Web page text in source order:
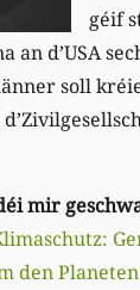
géif
an d’USA
soll
mir
den